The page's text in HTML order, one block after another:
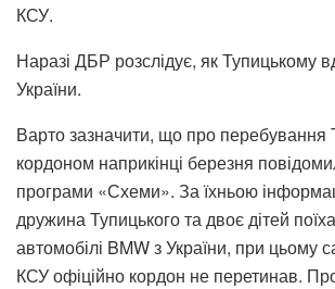
КСУ.
Наразі ДБР розслідує, як Тупицькому
України.
Варто зазначити, що про перебування
кордоном наприкінці березня
програми «Схеми». За їхньою
дружина Тупицького та двоє дітей
автомобілі BMW з України, при цьому
КСУ офіційно кордон не перетинав.